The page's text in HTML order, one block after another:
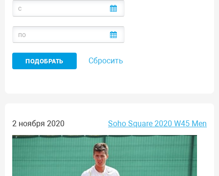
Сбросить
2 ноября 2020 Soho Square 2020 W45 Men